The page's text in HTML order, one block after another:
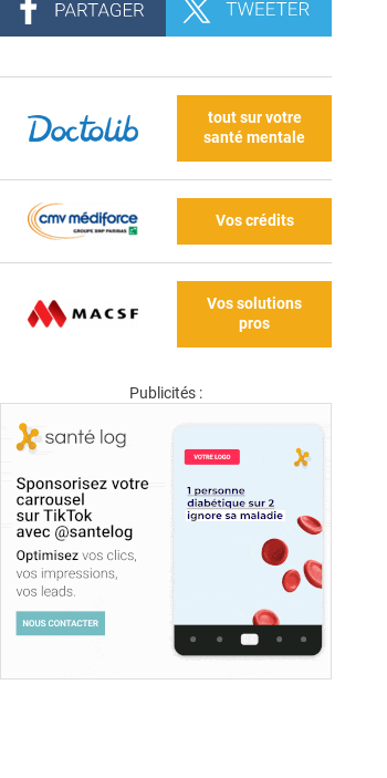
tout sur votre
santé mentale
Vos crédits
Vos solutions
pros
Publicités :